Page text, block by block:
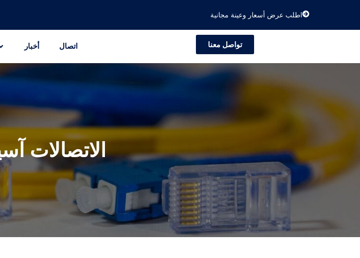
اطلب عرض أسعار وعينة مجانية
أخبار اتصال تواصل معنا
الاتصالات آسيا 2017